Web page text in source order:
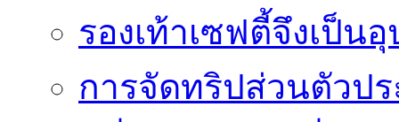
รองเท้าเซฟตี้จึงเป็
การจัดทริปส่วนตัวป